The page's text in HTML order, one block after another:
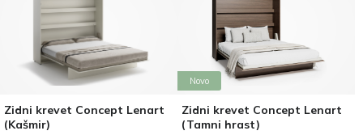
Zidni krevet Concept Lenart
(Kašmir)
Novo
Zidni krevet Concept Lenart
(Tamni hrast)